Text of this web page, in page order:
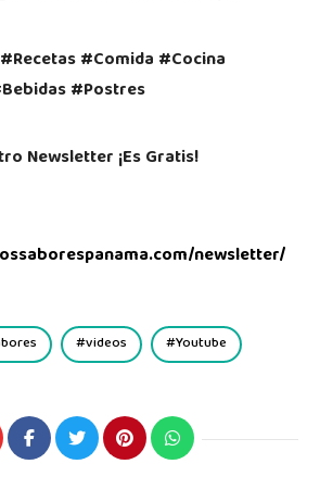
#Comida #Cocina
#Postres
Newsletter ¡Es Gratis!
newsletter/
videos Youtube